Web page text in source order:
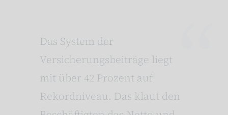
Das System der
Versicherungsbeiträge liegt
mit über 42 Prozent auf
Rekordniveau. Das klaut den